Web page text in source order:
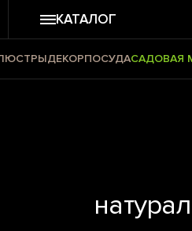
КАТАЛОГ
ДЕКОРПОСУДАСАДОВАЯ